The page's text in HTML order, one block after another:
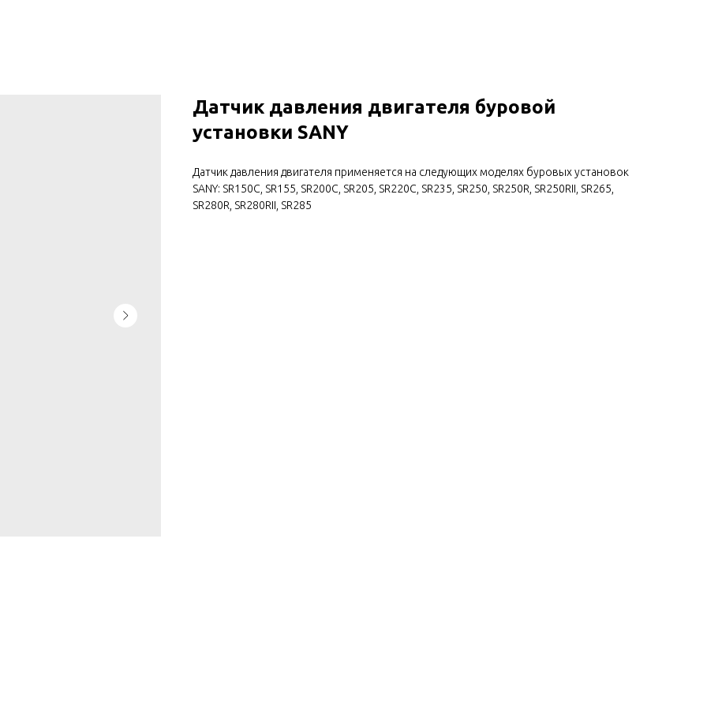
Датчик давления двигателя буровой
установки SANY
Датчик давления двигателя применяется на следующих моделях буровых установок
SANY: SR150C, SR155, SR200C, SR205, SR220C, SR235, SR250, SR250R, SR250RII, SR265,
SR280R, SR280RII, SR285